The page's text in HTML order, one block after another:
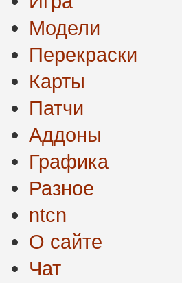
Модели
Перекраски
Карты
Патчи
Аддоны
Графика
Разное
ntcn
О сайте
Чат